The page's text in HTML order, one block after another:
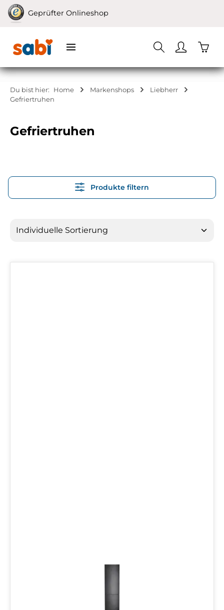
Zum Hauptinhalt springen
Geprüfter Onlineshop
Du bist hier: Home Markenshops
Liebherr
Gefriertruhen
Gefriertruhen
Produkte filtern